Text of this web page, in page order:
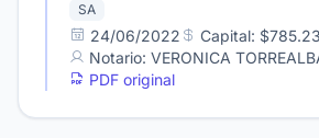
SA
24/06/2022
Capital:
Notario: VERONICA
PDF original